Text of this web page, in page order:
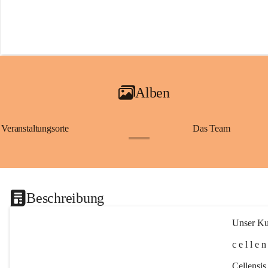
Alben
Veranstaltungsorte Das Team
Beschreibung
Unser
c e l l e